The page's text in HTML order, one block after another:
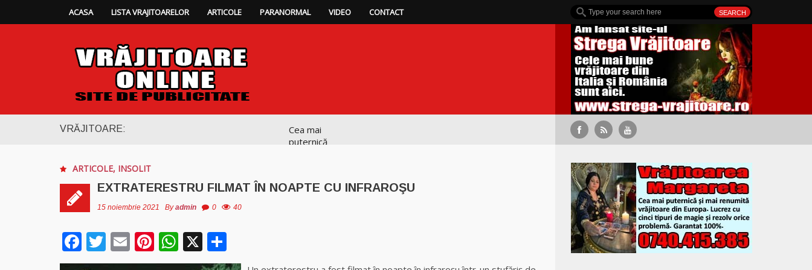
ACASA LISTA VRAJITOARELOR ARTICOLE PARANORMAL VIDEO CONTACT
VRĂJITOARE:
Cea mai
puternică
ARTICOLE, INSOLIT
EXTRATERESTRU FILMAT ÎN NOAPTE CU INFRAROŞU
15 noiembrie 2021 Byadmin 0 40
Facebook
Twitter
EmailPinterest
WhatsApp
X